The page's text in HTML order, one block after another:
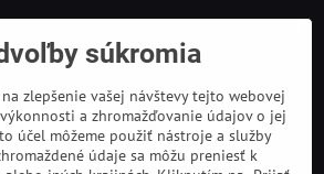
súkromia
zlepšenie vašej návštevy tejto webovej
a zhromažďovanie údajov o jej
účel môžeme použiť nástroje a služby
údaje sa môžu preniesť k